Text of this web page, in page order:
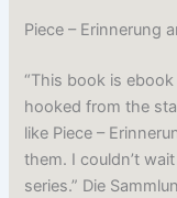
Piece – Erinnerung
“This book is
hooked from the
like Piece –
them. I couldn’t
series.” Die